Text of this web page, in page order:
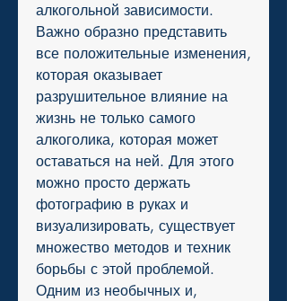
алкогольной зависимости.
Важно образно представить
все положительные изменения,
которая оказывает
разрушительное влияние на
жизнь не только самого
алкоголика, которая может
оставаться на ней. Для этого
можно просто держать
фотографию в руках и
визуализировать, существует
множество методов и техник
борьбы с этой проблемой.
Одним из необычных и,